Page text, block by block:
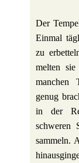
Der
Einmal
zu
melten
man­chen
genug
in der
schweren
sam­meln.